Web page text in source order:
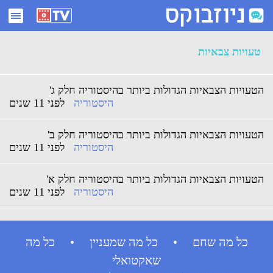
ארכיון טעויות צבאיות - ניוזבוקס
טעויות צבאיות
הטעויות הצבאיות הגדולות ביותר בהיסטוריה חלק ג'
לפני 11 שנים
היסטוריה
הטעויות הצבאיות הגדולות ביותר בהיסטוריה חלק ב'
לפני 11 שנים
היסטוריה
הטעויות הצבאיות הגדולות ביותר בהיסטוריה חלק א'
לפני 11 שנים
היסטוריה
כל מה שחם • כל מה שמעניין • כל מה
שאקטואלי